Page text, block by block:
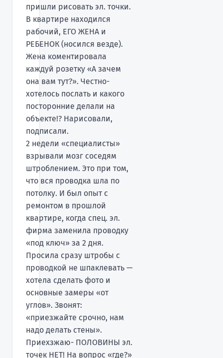
пришли рисовать эл. точки.
В квартире находился
рабочий, ЕГО ЖЕНА и
РЕБЕНОК (носился везде).
Жена коментировала
каждуй розетку «А зачем
она вам тут?». Честно-
хотелось послать и какого
посторонние делали на
объекте!? Нарисовали,
подписали.
2 недели «специалисты»
взрывали мозг соседям
штроблением. Это при том,
что вся проводка шла по
потолку. И был опыт с
ремонтом в прошлой
квартире, когда спец. эл.
фирма заменила проводку
«под ключ» за 2 дня.
Просила сразу штробы с
проводкой не шпаклевать —
хотела сделать фото и
основные замеры «от
углов». Звонят:
«приезжайте срочно, нам
надо делать стены».
Приехзжаю- ПОЛОВИНЫ эл.
точек НЕТ! На вопрос «где?»